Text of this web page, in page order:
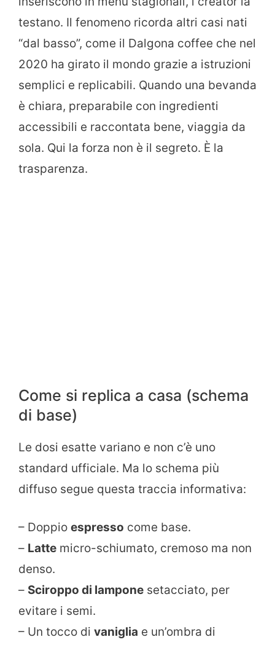
testano. Il fenomeno ricorda altri casi nati
“dal basso”, come il Dalgona coffee che nel
2020 ha girato il mondo grazie a istruzioni
semplici e replicabili. Quando una bevanda
è chiara, preparabile con ingredienti
accessibili e raccontata bene, viaggia da
sola. Qui la forza non è il segreto. È la
trasparenza.
Come si replica a casa (schema
di base)
Le dosi esatte variano e non c’è uno
standard ufficiale. Ma lo schema più
diffuso segue questa traccia informativa:
– Doppio espresso come base.
– Latte micro-schiumato, cremoso ma non
denso.
– Sciroppo di lampone setacciato, per
evitare i semi.
– Un tocco di vaniglia e un’ombra di